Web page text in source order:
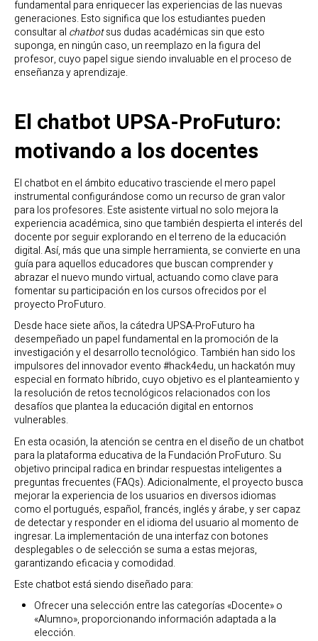
fundamental para enriquecer las experiencias de las nuevas
generaciones. Esto significa que los estudiantes pueden
consultar al chatbotsus dudas académicas sin que esto
suponga, en ningún caso, un reemplazo en la figura del
profesor, cuyo papel sigue siendo invaluable en el proceso de
enseñanza y aprendizaje.
El chatbot UPSA-ProFuturo:
motivando a los docentes
El chatbot en el ámbito educativo trasciende el mero papel
instrumental configurándose como un recurso de gran valor
para los profesores. Este asistente virtual no solo mejora la
experiencia académica, sino que también despierta el interés del
docente por seguir explorando en el terreno de la educación
digital. Así, más que una simple herramienta, se convierte en una
guía para aquellos educadores que buscan comprender y
abrazar el nuevo mundo virtual, actuando como clave para
fomentar su participación en los cursos ofrecidos por el
proyecto ProFuturo.
Desde hace siete años, la cátedra UPSA-ProFuturo ha
desempeñado un papel fundamental en la promoción de la
investigación y el desarrollo tecnológico. También han sido los
impulsores del innovador evento #hack4edu, un hackatón muy
especial en formato híbrido, cuyo objetivo es el planteamiento y
la resolución de retos tecnológicos relacionados con los
desafíos que plantea la educación digital en entornos
vulnerables.
En esta ocasión, la atención se centra en el diseño de un chatbot
para la plataforma educativa de la Fundación ProFuturo. Su
objetivo principal radica en brindar respuestas inteligentes a
preguntas frecuentes (FAQs). Adicionalmente, el proyecto busca
mejorar la experiencia de los usuarios en diversos idiomas
como el portugués, español, francés, inglés y árabe, y ser capaz
de detectar y responder en el idioma del usuario al momento de
ingresar. La implementación de una interfaz con botones
desplegables o de selección se suma a estas mejoras,
garantizando eficacia y comodidad.
Este chatbot está siendo diseñado para:
Ofrecer una selección entre las categorías «Docente» o
«Alumno», proporcionando información adaptada a la
elección.